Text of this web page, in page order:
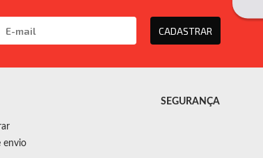
CADASTRAR
envio
SEGURANÇA